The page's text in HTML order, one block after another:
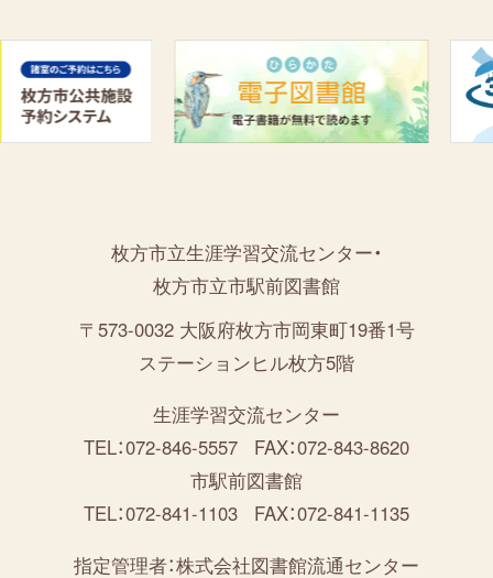
枚方市立生涯学習交流センター・
枚方市立市駅前図書館
〒573-0032 大阪府枚方市岡東町19番1号
ステーションヒル枚方5階
生涯学習交流センター
TEL：072-846-5557
FAX：072-843-8620
市駅前図書館
TEL：072-841-1103
FAX：072-841-1135
指定管理者：株式会社図書館流通センター